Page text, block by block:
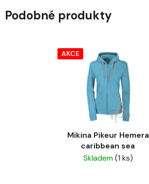
Podobné produkty
AKCE
Mikina Pikeur Hemera
caribbean sea
Skladem(1 ks)